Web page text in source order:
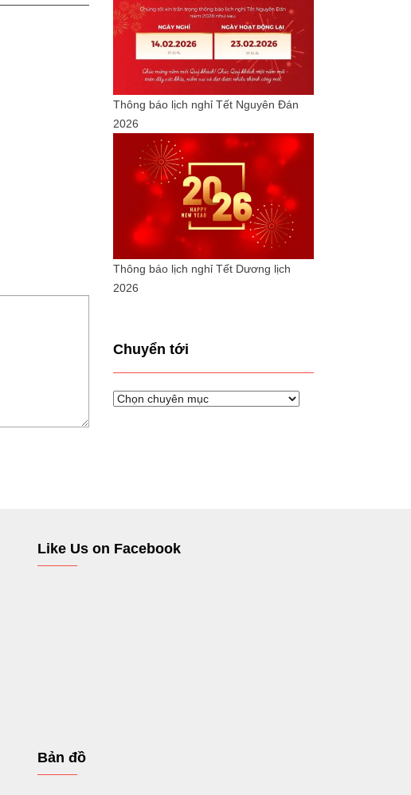
Thông báo lịch nghỉ Tết Nguyên Đán
2026
Thông báo lịch nghỉ Tết Dương lịch
2026
Chuyển tới
Chuyển
Like Us on Facebook
Bản đồ